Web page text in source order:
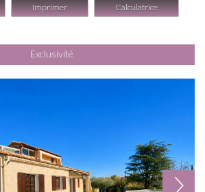
Imprimer Calculatrice
Exclusivité